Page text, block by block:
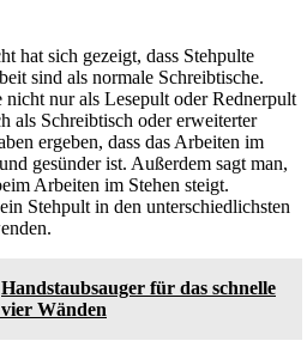
hat sich gezeigt, dass Stehpulte
sind als normale Schreibtische.
nicht nur als Lesepult oder Rednerpult
als Schreibtisch oder erweiterter
ergeben, dass das Arbeiten im
gesünder ist. Außerdem sagt man,
Arbeiten im Stehen steigt.
Stehpult in den unterschiedlichsten
Handstaubsauger für das schnelle
Wänden